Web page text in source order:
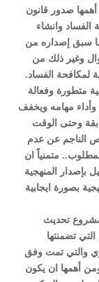
صدور قانون
الفساد وانشاء
ما سبق إصداره من
وغير ذلك من
لمكافحة الفساد.
متطورة وفعالة
وأداء مهامه ويخفف
وحتى الوقت
الناجم عن عدم
متمنياً ان
المنهجية
بصورة ايجابية
مشروع تحديث
تضمنتها
والتي تمت وفق
أهمها ان يكون